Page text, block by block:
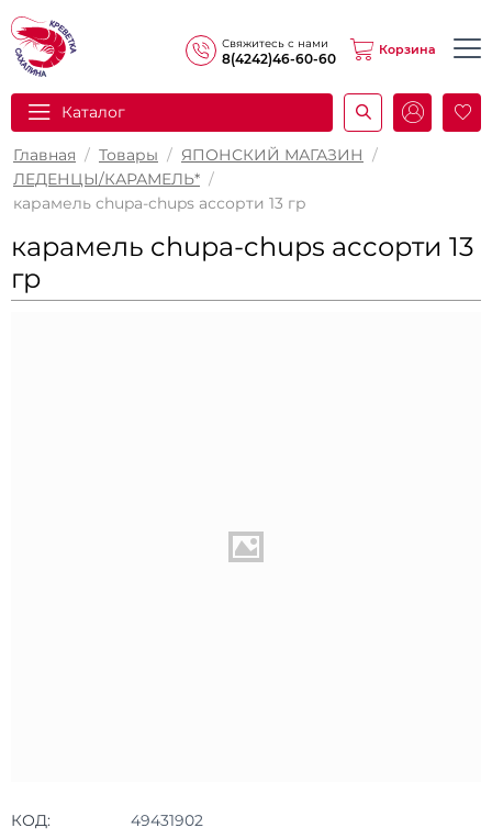
Свяжитесь с нами
8(4242)46-60-60
Корзина
Каталог
Главная / Товары / ЯПОНСКИЙ МАГАЗИН /
ЛЕДЕНЦЫ/КАРАМЕЛЬ* /
карамель chupa-chups ассорти 13 гр
карамель chupa-chups ассорти 13
гр
КОД:
49431902